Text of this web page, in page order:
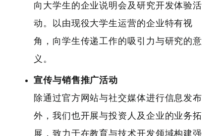
向大学生的企业说明会及研究开发体验活
动。以由现役大学生运营的企业特有视
角，向学生传递工作的吸引力与研究的意
义。
宣传与销售推广活动
除通过官方网站与社交媒体进行信息发布
外，我们也开展与投资人及企业的业务拓
展，致力于在教育与技术开发领域构建强